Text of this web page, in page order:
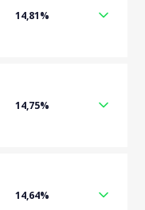
14,81%
14,75%
14,64%